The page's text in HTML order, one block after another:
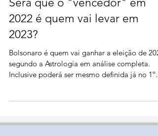
Será que o "vencedor" em
2022 é quem vai levar em
2023?
Bolsonaro é quem vai ganhar a eleição de
segundo a Astrologia em análise completa.
turno